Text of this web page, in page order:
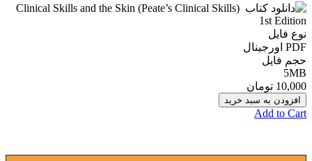
نوع فایل
PDF اورجينال
حجم فایل
5MB
10,000 تومان
افزودن به سبد خرید
Add to Cart